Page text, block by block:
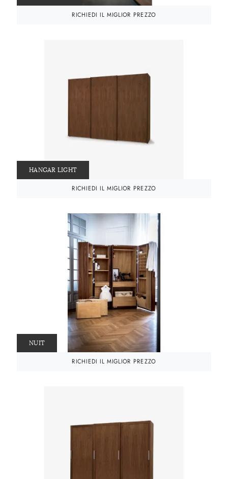
RICHIEDI IL MIGLIOR PREZZO
HANGAR LIGHT
RICHIEDI IL MIGLIOR PREZZO
NUIT
RICHIEDI IL MIGLIOR PREZZO